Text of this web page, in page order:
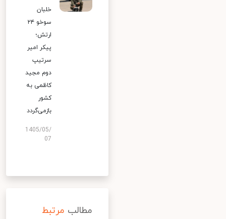
خلبان
سوخو ۲۴
ارتش؛
پیکر امیر
سرتیپ
دوم مجید
کاظمی به
کشور
بازمی‌گردد
1405/05/
07
مطالب مرتبط